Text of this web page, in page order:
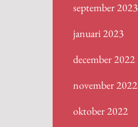
september 2023
januari 2023
december 2022
november 2022
oktober 2022